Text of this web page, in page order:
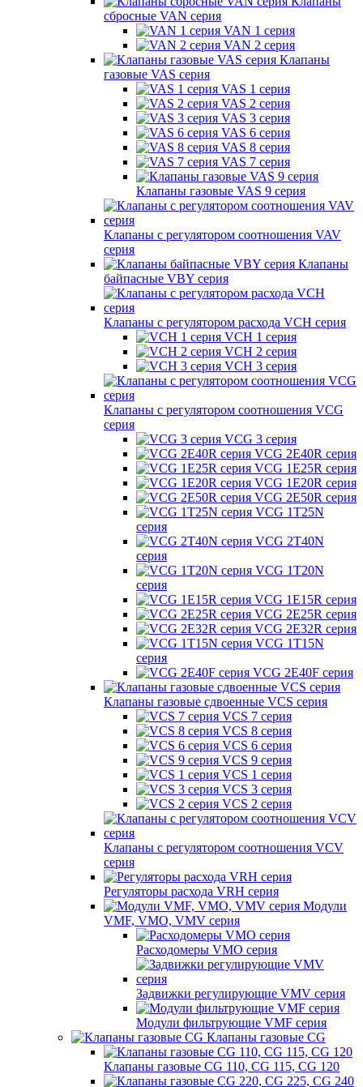
сбросные VAN серия
VAN 1 серия
VAN 2 серия
Клапаны
газовые VAS серия
VAS 1 серия
VAS 2 серия
VAS 3 серия
VAS 6 серия
VAS 8 серия
VAS 7 серия
Клапаны газовые VAS 9 серия
Клапаны с регулятором соотношения VAV
серия
Клапаны
байпасные VBY серия
Клапаны с регулятором расхода VCH серия
VCH 1 серия
VCH 2 серия
VCH 3 серия
Клапаны с регулятором соотношения VCG
серия
VCG 3 серия
VCG 2E40R серия
VCG 1E25R серия
VCG 1E20R серия
VCG 2E50R серия
VCG 1T25N
серия
VCG 2T40N
серия
VCG 1T20N
серия
VCG 1E15R серия
VCG 2E25R серия
VCG 2E32R серия
VCG 1T15N
серия
VCG 2E40F серия
Клапаны газовые сдвоенные VCS серия
VCS 7 серия
VCS 8 серия
VCS 6 серия
VCS 9 серия
VCS 1 серия
VCS 3 серия
VCS 2 серия
Клапаны с регулятором соотношения VCV
серия
Регуляторы расхода VRH серия
Модули
VMF, VMO, VMV серия
Расходомеры VMO серия
Задвижки регулирующие VMV серия
Модули фильтрующие VMF серия
Клапаны газовые CG
Клапаны газовые CG 110, CG 115, CG 120